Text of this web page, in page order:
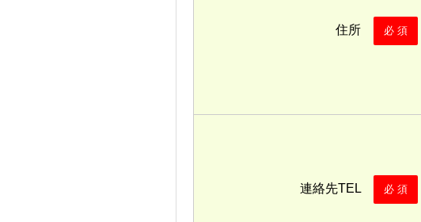
住所 必 須
連絡先TEL 必 須